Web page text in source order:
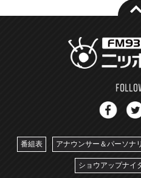
番組表 アナウンサー＆パーソナ
ショウアップナイ